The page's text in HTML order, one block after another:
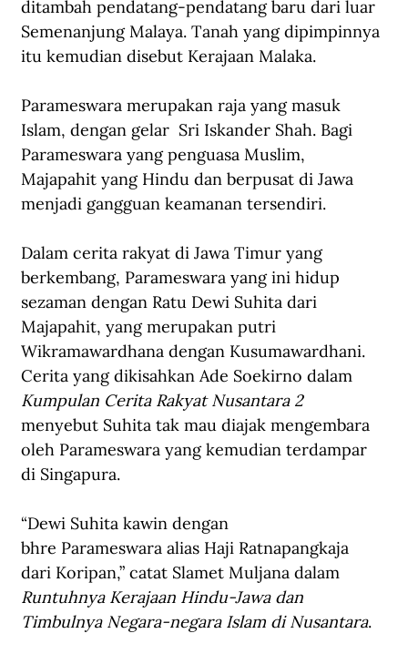
ditambah pendatang-pendatang baru dari luar
Semenanjung Malaya. Tanah yang dipimpinnya
itu kemudian disebut Kerajaan Malaka.
Parameswara merupakan raja yang masuk
Islam, dengan gelar  Sri Iskander Shah. Bagi
Parameswara yang penguasa Muslim,
Majapahit yang Hindu dan berpusat di Jawa
menjadi gangguan keamanan tersendiri.
Dalam cerita rakyat di Jawa Timur yang
berkembang, Parameswara yang ini hidup
sezaman dengan Ratu Dewi Suhita dari
Majapahit, yang merupakan putri
Wikramawardhana dengan Kusumawardhani.
Cerita yang dikisahkan Ade Soekirno dalam
Kumpulan Cerita Rakyat Nusantara 2
menyebut Suhita tak mau diajak mengembara
oleh Parameswara yang kemudian terdampar
di Singapura.
“Dewi Suhita kawin dengan
bhre Parameswara alias Haji Ratnapangkaja
dari Koripan,” catat Slamet Muljana dalam
Runtuhnya Kerajaan Hindu-Jawa dan
Timbulnya Negara-negara Islam di Nusantara.